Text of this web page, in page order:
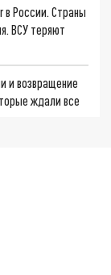
в России. Страны
ВСУ теряют
и возвращение
ждали все